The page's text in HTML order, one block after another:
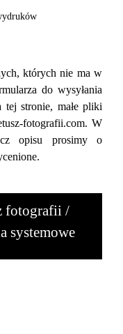
których nie ma w
do wysyłania
stronie, małe pliki
fotografii.com. W
opisu prosimy o
fotografii /
systemowe